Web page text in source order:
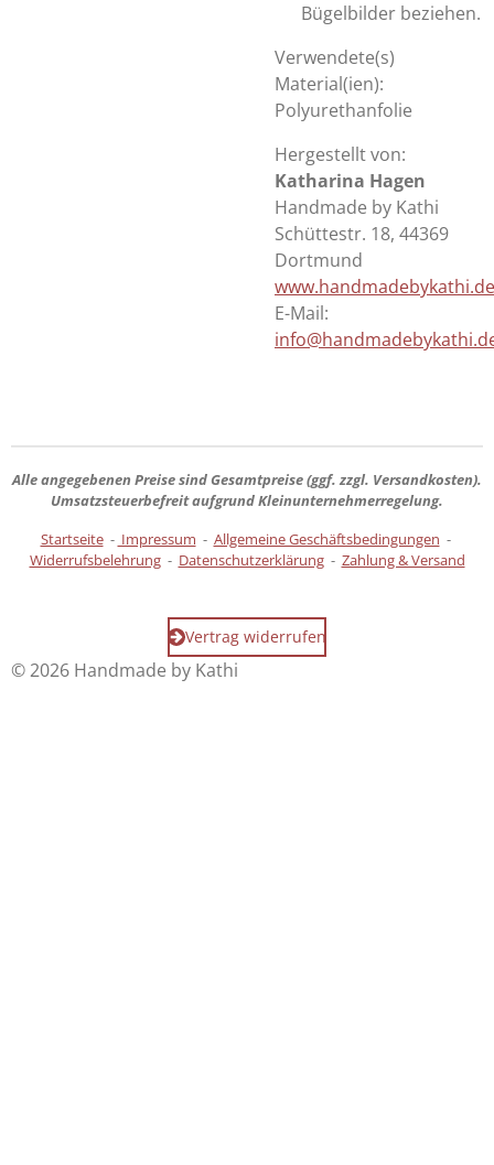
Bügelbilder beziehen.
Verwendete(s)
Material(ien):
Polyurethanfolie
Hergestellt von:
Katharina Hagen
Handmade by Kathi
Schüttestr. 18, 44369
Dortmund
www.handmadebykathi.de
E-Mail:
Alle angegebenen Preise sindGesamtpreise(ggf. zzgl. Versandkosten).
Umsatzsteuerbefreit aufgrund Kleinunternehmerregelung.
Startseite- Impressum - Allgemeine Geschäftsbedingungen -
Widerrufsbelehrung- Datenschutzerklärung- Zahlung & Versand
Vertrag widerrufen
© 2026 Handmade by Kathi